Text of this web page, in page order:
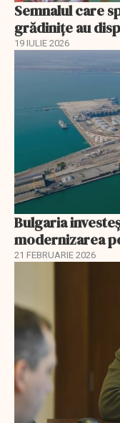
Semnalul care
grădinițe au
19 IULIE 2026
Bulgaria
modernizarea
21 FEBRUARIE 2026